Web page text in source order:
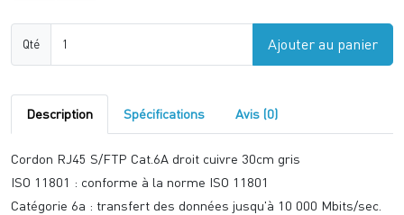
Qté Ajouter au panier
Description Spécifications Avis (0)
Cordon RJ45 S/FTP Cat.6A droit cuivre 30cm gris
ISO 11801 : conforme à la norme ISO 11801
Catégorie 6a : transfert des données jusqu'à 10 000 Mbits/sec.